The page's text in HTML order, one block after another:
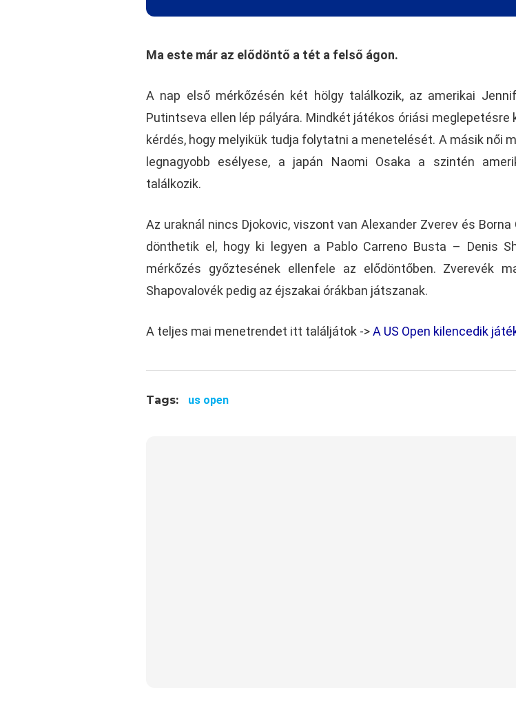
Ma este már az elődöntő a tét a felső ágon.
A nap első mérkőzésén két hölgy találkozik, az amerikai
Putintseva ellen lép pályára. Mindkét játékos óriási meglepetésre
kérdés, hogy melyikük tudja folytatni a menetelését. A másik női
legnagyobb esélyese, a japán Naomi Osaka a szintén
találkozik.
Az uraknál nincs Djokovic, viszont van Alexander Zverev és Borna
dönthetik el, hogy ki legyen a Pablo Carreno Busta – Denis
mérkőzés győztesének ellenfele az elődöntőben. Zverevék
Shapovalovék pedig az éjszakai órákban játszanak.
A teljes mai menetrendet itt találjátok ->A US Open kilencedik
Tags: us open